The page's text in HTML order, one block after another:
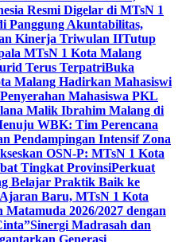
Resmi Digelar di MTsN 1
Panggung Akuntabilitas,
Kinerja Triwulan IITutup
MTsN 1 Kota Malang
Terus TerpatriBuka
Malang Hadirkan Mahasiswi
Penyerahan Mahasiswa PKL
Malik Ibrahim Malang di
WBK: Tim Perencana
Pendampingan Intensif Zona
OSN-P: MTsN 1 Kota
Tingkat ProvinsiPerkuat
Belajar Praktik Baik ke
Baru, MTsN 1 Kota
2026/2027 dengan
Sinergi Madrasah dan
Generasi